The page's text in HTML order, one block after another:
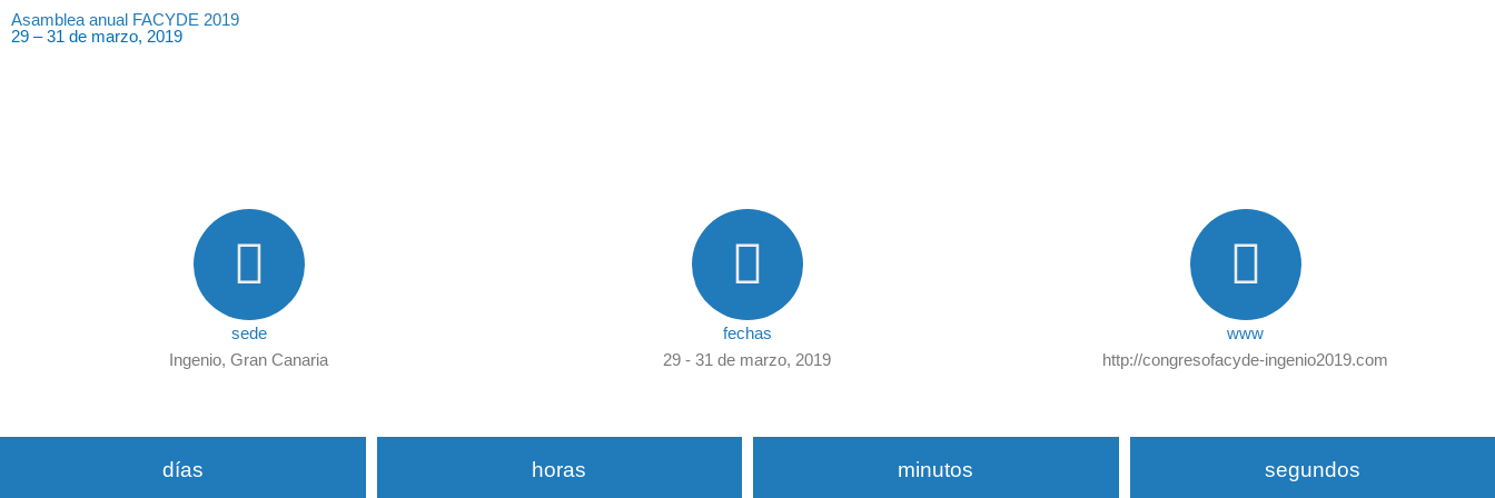
Asamblea anual FACYDE 2019
29 – 31 de marzo, 2019
sede
Ingenio, Gran Canaria
fechas
29 - 31 de marzo, 2019
www
http://congresofacyde-ingenio2019.com
días horas minutos segundos